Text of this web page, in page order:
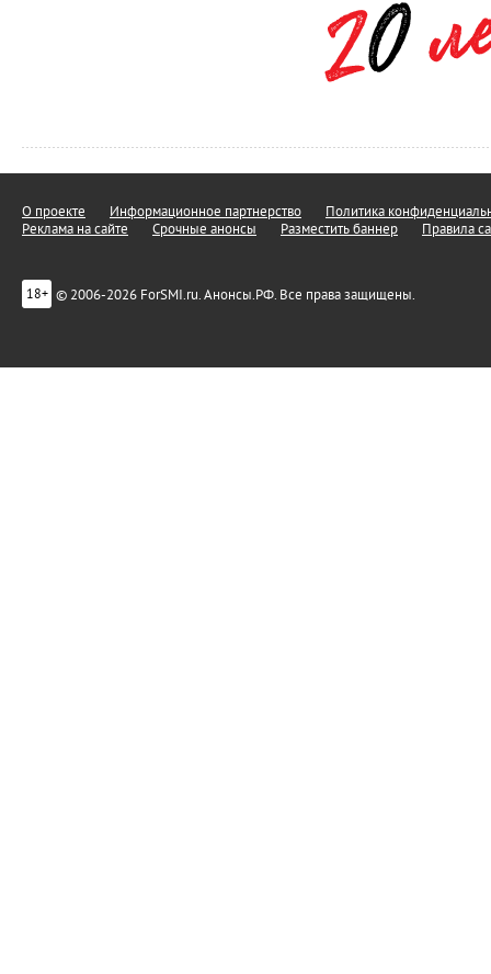
О проекте Информационное партнерство
Политика
Реклама на сайте
Срочные анонсы Разместить баннер Правила
18+ © 2006-2026 ForSMI.ru. Анонсы.РФ. Все права защищены.